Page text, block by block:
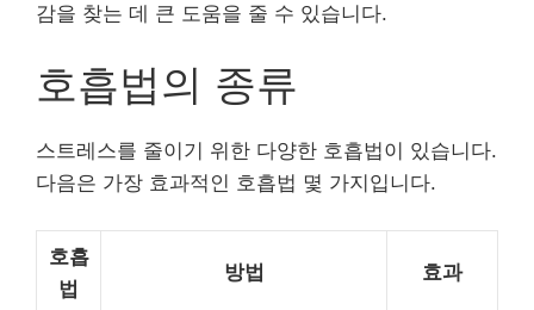
감을 찾는 데 큰 도움을 줄 수 있습니다.
호흡법의 종류
스트레스를 줄이기 위한 다양한 호흡법이 있습니다.
다음은 가장 효과적인 호흡법 몇 가지입니다.
호흡
법
방법 효과